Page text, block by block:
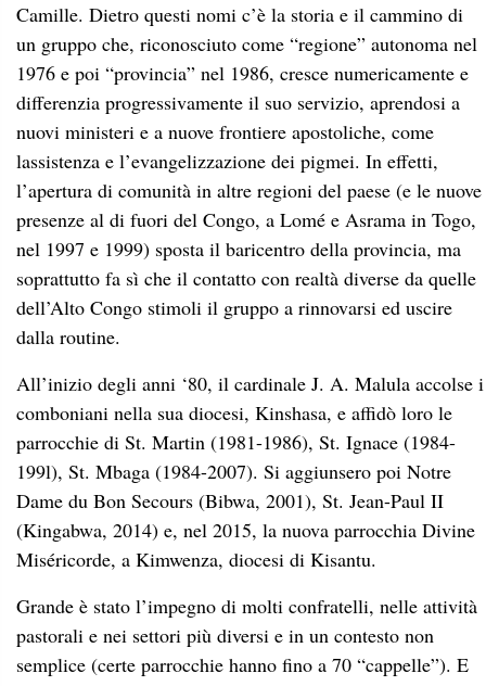
Camille. Dietro questi nomi c’è la storia e il cammino di
un gruppo che, riconosciuto come “regione” autonoma nel
1976 e poi “provincia” nel 1986, cresce numericamente e
differenzia progressivamente il suo servizio, aprendosi a
nuovi ministeri e a nuove frontiere apostoliche, come
lassistenza e l’evangelizzazione dei pigmei. In effetti,
l’apertura di comunità in altre regioni del paese (e le nuove
presenze al di fuori del Congo, a Lomé e Asrama in Togo,
nel 1997 e 1999) sposta il baricentro della provincia, ma
soprattutto fa sì che il contatto con realtà diverse da quelle
dell’Alto Congo stimoli il gruppo a rinnovarsi ed uscire
dalla routine.
All’inizio degli anni ‘80, il cardinale J. A. Malula accolse i
comboniani nella sua diocesi, Kinshasa, e affidò loro le
parrocchie di St. Martin (1981-1986), St. Ignace (1984-
199l), St. Mbaga (1984-2007). Si aggiunsero poi Notre
Dame du Bon Secours (Bibwa, 2001), St. Jean-Paul II
(Kingabwa, 2014) e, nel 2015, la nuova parrocchia Divine
Miséricorde, a Kimwenza, diocesi di Kisantu.
Grande è stato l’impegno di molti confratelli, nelle attività
pastorali e nei settori più diversi e in un contesto non
semplice (certe parrocchie hanno fino a 70 “cappelle”). E